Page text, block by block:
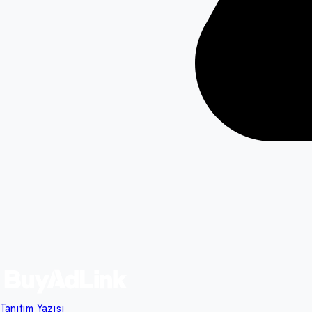
Tanıtım Yazısı